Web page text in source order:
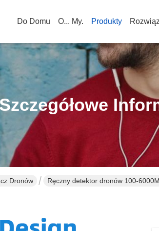
Do Domu O... My. Produkty
Dronów
Ręczny detektor dronów 100-